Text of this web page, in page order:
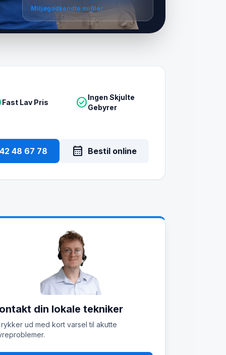
Miljøgodkendte midler
Fast Lav Pris check_circleIngen Skjulte
Gebyrer
48 67 78 calendar_month Bestil online
din lokale tekniker
ud med kort varsel til akutte